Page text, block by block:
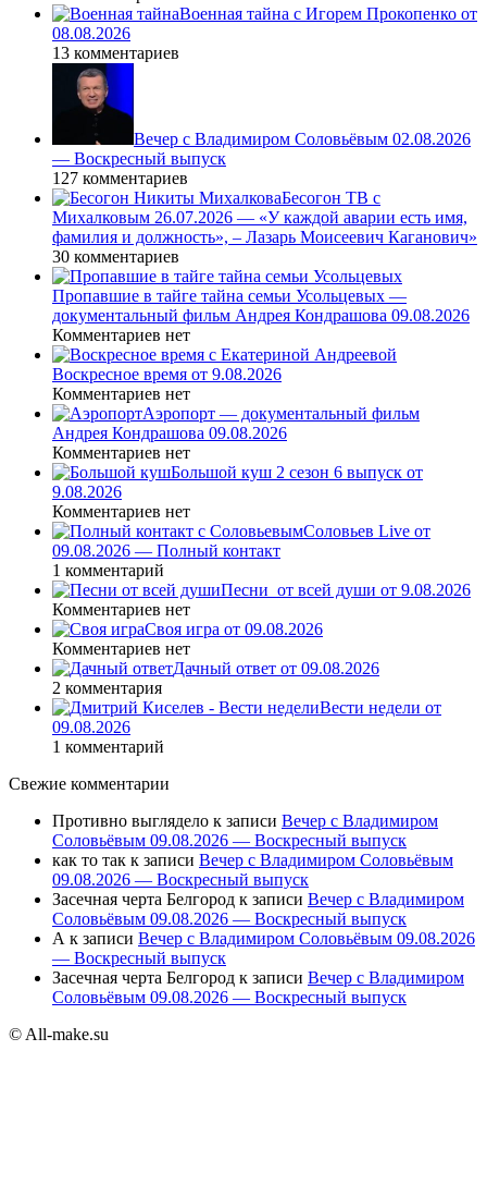
Военная тайна с Игорем Прокопенко от
08.08.2026
13 комментариев
Вечер с Владимиром Соловьёвым 02.08.2026
— Воскресный выпуск
127 комментариев
Бесогон ТВ с
Михалковым 26.07.2026 — «У каждой аварии есть имя,
фамилия и должность», – Лазарь Моисеевич Каганович»
30 комментариев
Пропавшие в тайге тайна семьи Усольцевых —
документальный фильм Андрея Кондрашова 09.08.2026
Комментариев нет
Воскресное время от 9.08.2026
Комментариев нет
Аэропорт — документальный фильм
Андрея Кондрашова 09.08.2026
Комментариев нет
Большой куш 2 сезон 6 выпуск от
9.08.2026
Комментариев нет
Соловьев Live от
09.08.2026 — Полный контакт
1 комментарий
Песни_от всей души от 9.08.2026
Комментариев нет
Своя игра от 09.08.2026
Комментариев нет
Дачный ответ от 09.08.2026
2 комментария
Вести недели от
09.08.2026
1 комментарий
Свежие комментарии
Противно выглядело к записи Вечер с Владимиром
Соловьёвым 09.08.2026 — Воскресный выпуск
как то так к записи Вечер с Владимиром Соловьёвым
09.08.2026 — Воскресный выпуск
Засечная черта Белгород к записи Вечер с Владимиром
Соловьёвым 09.08.2026 — Воскресный выпуск
А к записи Вечер с Владимиром Соловьёвым 09.08.2026
— Воскресный выпуск
Засечная черта Белгород к записи Вечер с Владимиром
Соловьёвым 09.08.2026 — Воскресный выпуск
© All-make.su